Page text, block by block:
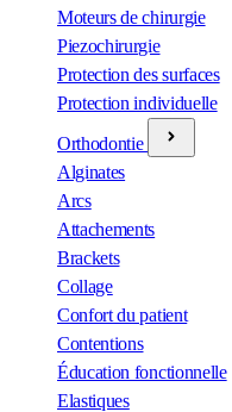
Moteurs de chirurgie
Piezochirurgie
Protection des surfaces
Protection individuelle
Orthodontie
Alginates
Arcs
Attachements
Brackets
Collage
Confort du patient
Contentions
Éducation fonctionnelle
Elastiques